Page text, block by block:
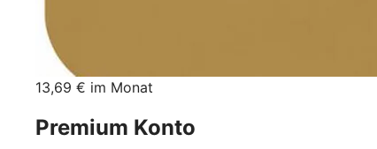
13,69 € im Monat
Premium Konto